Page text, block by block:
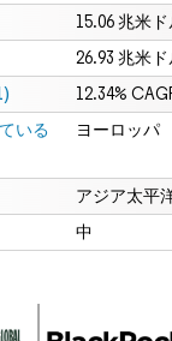
15.06 兆米
26.93 兆米ド
12.34%
いる
ヨーロッパ
アジア太平
中
。再利用にはCC BY